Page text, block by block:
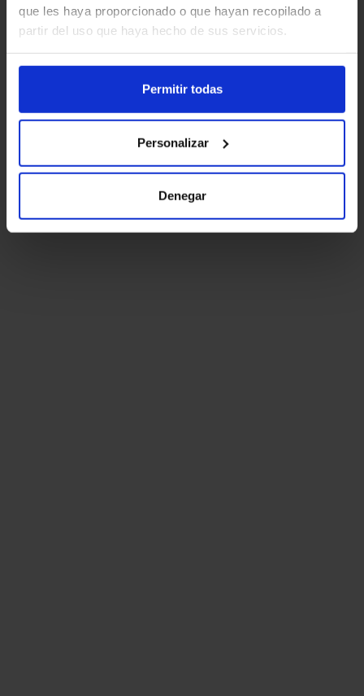
que les haya proporcionado o que hayan recopilado a
partir del uso que haya hecho de sus servicios.
Permitir todas
Personalizar
Denegar